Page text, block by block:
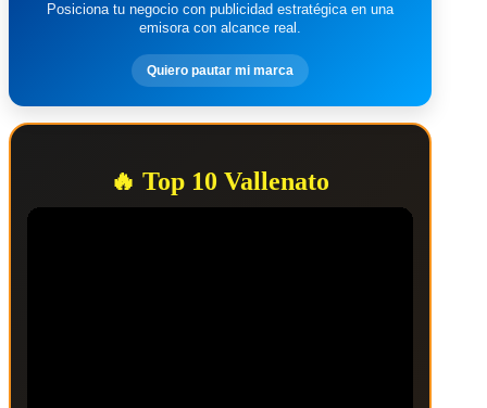
Posiciona tu negocio con publicidad estratégica en una
emisora con alcance real.
Quiero pautar mi marca
🔥 Top 10 Vallenato